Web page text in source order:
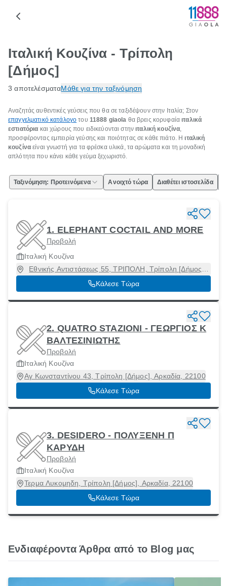
Ιταλική Κουζίνα - Τρίπολη
[Δήμος]
3 αποτελέσματαΜάθε για την ταξινόμηση
Αναζητάς αυθεντικές γεύσεις που θα σε ταξιδέψουν στην Ιταλία; Στον
επαγγελματικό κατάλογο του 11888 giaola θα βρεις κορυφαίαιταλικά
εστιατόρια και χώρους που ειδικεύονται στηνιταλική κουζίνα,
προσφέροντας εμπειρία γεύσης και ποιότητας σε κάθε πιάτο. Ηιταλική
κουζίναείναι γνωστή για τα φρέσκα υλικά, τα αρώματα και τη μοναδική
απλότητα που κάνει κάθε γεύμα ξεχωριστό.
Ταξινόμηση: Προτεινόμενα Ανοιχτό τώρα Διαθέτει ιστοσελίδα
1. ELEPHANT COCTAIL AND MORE
Προβολή
Ιταλική Κουζίνα
Εθνικής Αντιστάσεως 55, ΤΡΙΠΟΛΗ, Τρίπολη [Δήμος],
Αρκαδία, 22100
Κάλεσε Τώρα
2. QUATRO STAZIONI - ΓΕΩΡΓΙΟΣ Κ
ΒΑΛΤΕΣΙΝΙΩΤΗΣ
Προβολή
Ιταλική Κουζίνα
Αγ Κωνσταντίνου 43, Τρίπολη [Δήμος], Αρκαδία, 22100
Κάλεσε Τώρα
3. DESIDERO - ΠΟΛΥΞΕΝΗ Π
ΚΑΡΥΔΗ
Προβολή
Ιταλική Κουζίνα
Τερμα Λυκομηδη, Τρίπολη [Δήμος], Αρκαδία, 22100
Κάλεσε Τώρα
Ενδιαφέροντα Άρθρα από το Blog μας